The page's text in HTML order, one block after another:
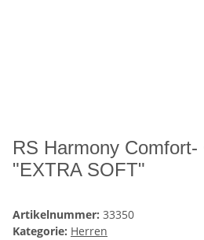
RS Harmony
"EXTRA SOFT"
Artikelnummer: 33350
Kategorie: Herren